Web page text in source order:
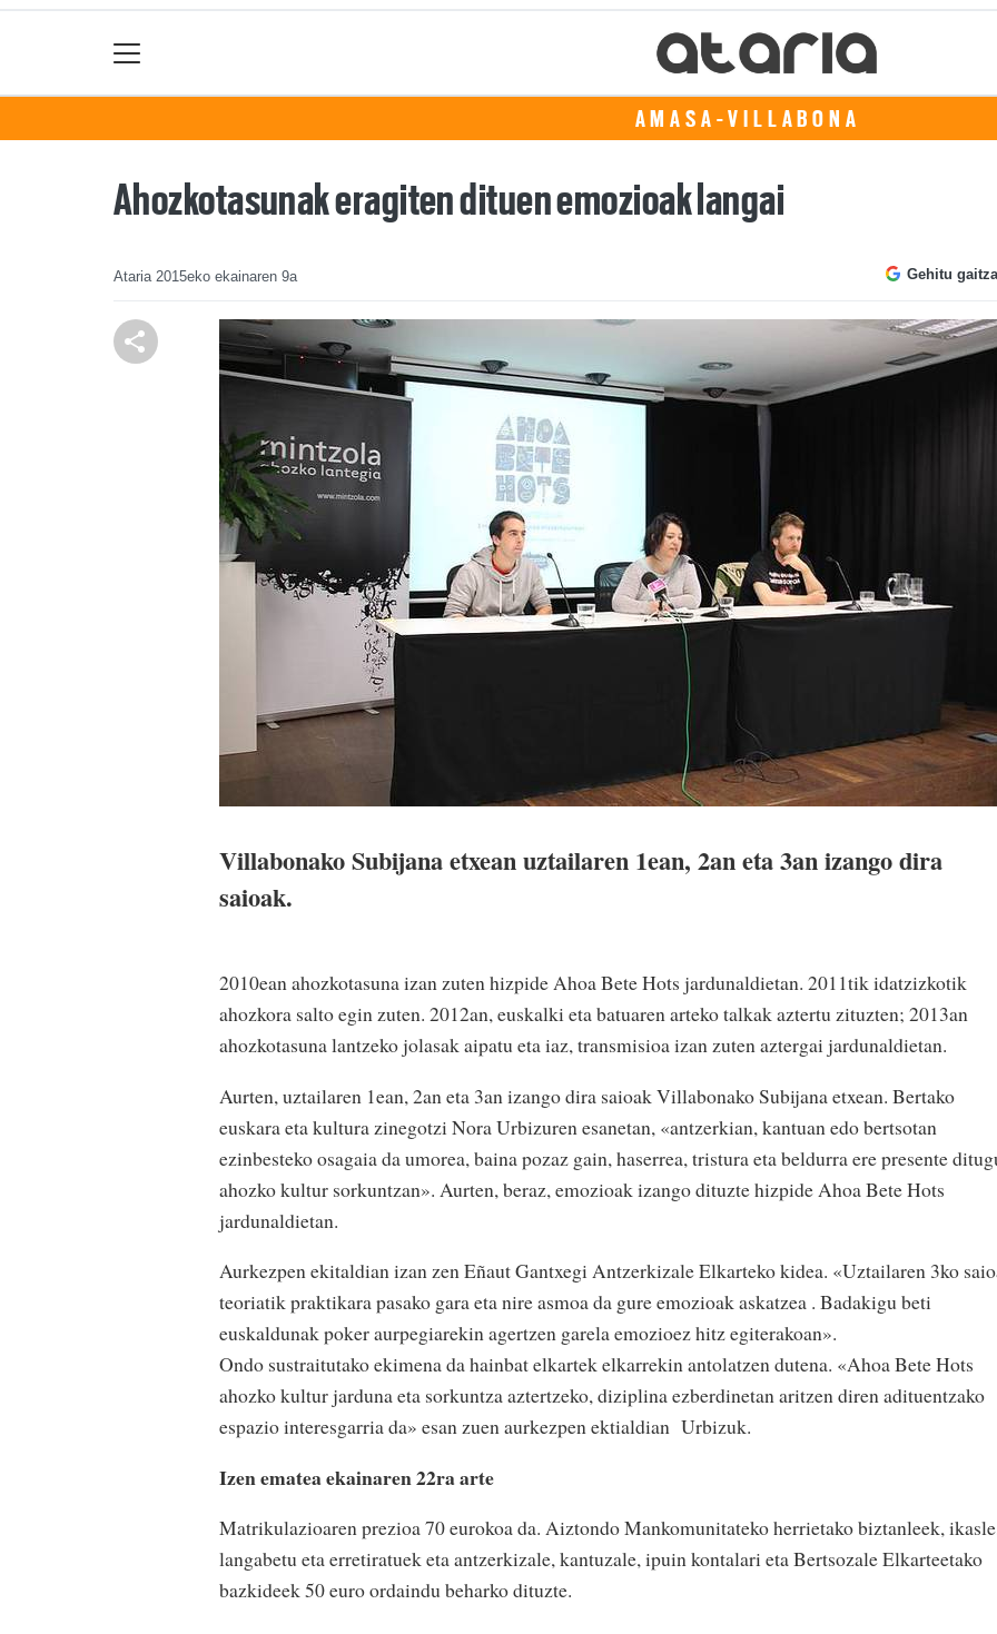
AMASA-VILLABONA
Ahozkotasunak eragiten dituen emozioak langai
Ataria 2015eko ekainaren 9a Gehitu
Villabonako Subijana etxean uztailaren 1ean, 2an eta 3an izango dira
saioak.
2010ean ahozkotasuna izan zuten hizpide Ahoa Bete Hots jardunaldietan. 2011tik idatzizkotik
ahozkora salto egin zuten. 2012an, euskalki eta batuaren arteko talkak aztertu zituzten; 2013an
ahozkotasuna lantzeko jolasak aipatu eta iaz, transmisioa izan zuten aztergai jardunaldietan.
Aurten, uztailaren 1ean, 2an eta 3an izango dira saioak Villabonako Subijana etxean. Bertako
euskara eta kultura zinegotzi Nora Urbizuren esanetan, «antzerkian, kantuan edo bertsotan
ezinbesteko osagaia da umorea, baina pozaz gain, haserrea, tristura eta beldurra ere presente
ahozko kultur sorkuntzan». Aurten, beraz, emozioak izango dituzte hizpide Ahoa Bete Hots
jardunaldietan.
Aurkezpen ekitaldian izan zen Eñaut Gantxegi Antzerkizale Elkarteko kidea. «Uztailaren 3ko
teoriatik praktikara pasako gara eta nire asmoa da gure emozioak askatzea . Badakigu beti
euskaldunak poker aurpegiarekin agertzen garela emozioez hitz egiterakoan».
Ondo sustraitutako ekimena da hainbat elkartek elkarrekin antolatzen dutena. «Ahoa Bete Hots
ahozko kultur jarduna eta sorkuntza aztertzeko, diziplina ezberdinetan aritzen diren adituentzako
espazio interesgarria da» esan zuen aurkezpen ektialdian Urbizuk.
Izen ematea ekainaren 22ra arte
Matrikulazioaren prezioa 70 eurokoa da. Aiztondo Mankomunitateko herrietako biztanleek,
langabetu eta erretiratuek eta antzerkizale, kantuzale, ipuin kontalari eta Bertsozale Elkarteetako
bazkideek 50 euro ordaindu beharko dituzte.